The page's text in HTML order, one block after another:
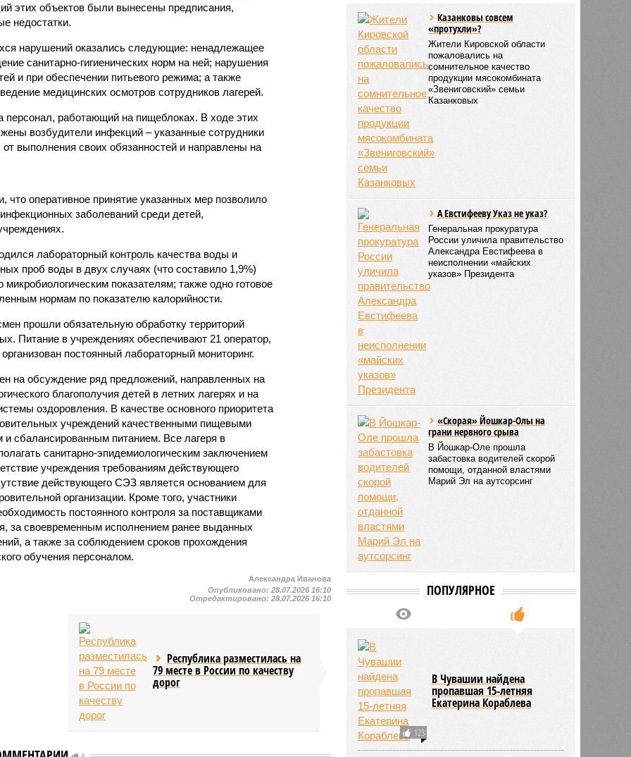
этих объектов были вынесены предписания,
недостатки.
нарушений оказались следующие: ненадлежащее
санитарно-гигиенических норм на ней; нарушения
и при обеспечении питьевого режима; а также
медицинских осмотров сотрудников лагерей.
работающий на пищеблоках. В ходе этих
возбудители инфекций – указанные сотрудники
выполнения своих обязанностей и направлены на
что оперативное принятие указанных мер позволило
заболеваний среди детей,
лабораторный контроль качества воды и
проб воды в двух случаях (что составило 1,9%)
показателям; также одно готовое
нормам по показателю калорийности.
прошли обязательную обработку территорий
Питание в учреждениях обеспечивают 21 оператор,
постоянный лабораторный мониторинг.
на обсуждение ряд предложений, направленных на
благополучия детей в летних лагерях и на
оздоровления. В качестве основного приоритета
учреждений качественными пищевыми
сбалансированным питанием. Все лагеря в
санитарно-эпидемиологическим заключением
учреждения требованиям действующего
действующего СЭЗ является основанием для
организации. Кроме того, участники
постоянного контроля за поставщиками
за своевременным исполнением ранее выданных
а также за соблюдением сроков прохождения
обучения персоналом.
Александра Иванова
Опубликовано:28.07.2026 16:10
Отредактировано:28.07.2026 16:10
Республика разместилась на
79 месте в России по качеству
дорог
Казанковы совсем
«протухли»?
Жители Кировской области
пожаловались на
сомнительное качество
продукции мясокомбината
«Звениговский» семьи
Казанковых
А Евстифееву Указ не указ?
Генеральная прокуратура
России уличила правительство
Александра Евстифеева в
неисполнении «майских
указов» Президента
«Скорая» Йошкар-Олы на
грани нервного срыва
В Йошкар-Оле прошла
забастовка водителей скорой
помощи, отданной властями
Марий Эл на аутсорсинг
ПОПУЛЯРНОЕ
123
В Чувашии найдена
пропавшая 15-летняя
Екатерина Кораблева